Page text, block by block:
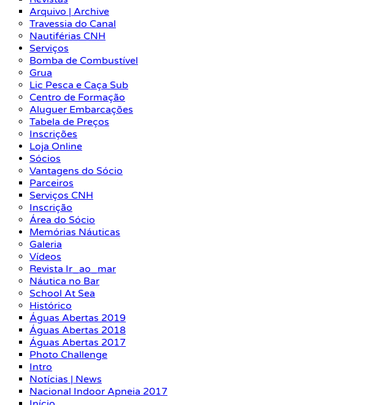
Arquivo | Archive
Travessia do Canal
Nautiférias CNH
Serviços
Bomba de Combustível
Grua
Lic Pesca e Caça Sub
Centro de Formação
Aluguer Embarcações
Tabela de Preços
Inscrições
Loja Online
Sócios
Vantagens do Sócio
Parceiros
Serviços CNH
Inscrição
Área do Sócio
Memórias Náuticas
Galeria
Vídeos
Revista Ir_ao_mar
Náutica no Bar
School At Sea
Histórico
Águas Abertas 2019
Águas Abertas 2018
Águas Abertas 2017
Photo Challenge
Intro
Notícias | News
Nacional Indoor Apneia 2017